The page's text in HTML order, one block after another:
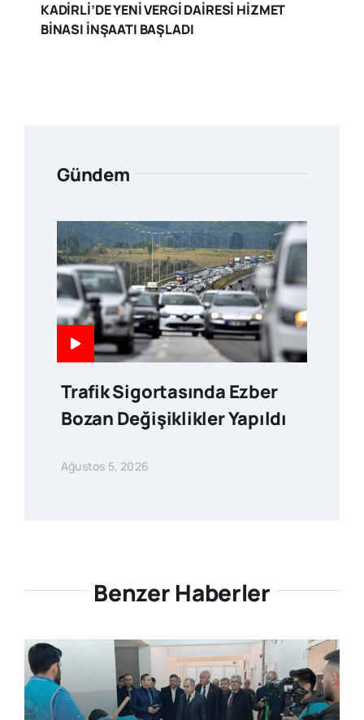
KADİRLİ’DE YENİ VERGİ DAİRESİ HİZMET
BİNASI İNŞAATI BAŞLADI
Gündem
Trafik Sigortasında Ezber
Bozan Değişiklikler Yapıldı
Ağustos 5, 2026
Benzer Haberler